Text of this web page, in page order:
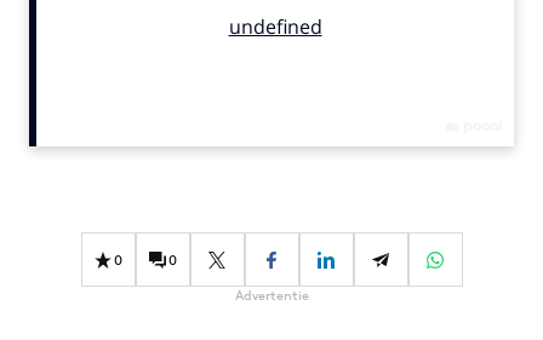
Digital transformation
Gedragsverandering
Influencer marketing
0 0
Advertentie